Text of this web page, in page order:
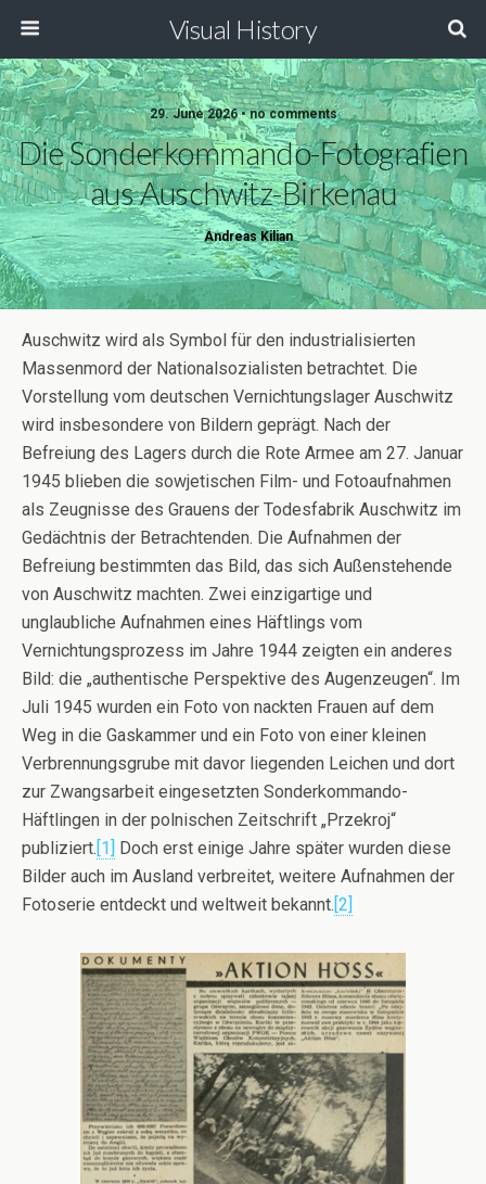
Visual History
29. June 2026 • no comments
Die Sonderkommando-Fotografien
aus Auschwitz-Birkenau
Andreas Kilian
Auschwitz wird als Symbol für den industrialisierten
Massenmord der Nationalsozialisten betrachtet. Die
Vorstellung vom deutschen Vernichtungslager Auschwitz
wird insbesondere von Bildern geprägt. Nach der
Befreiung des Lagers durch die Rote Armee am 27. Januar
1945 blieben die sowjetischen Film- und Fotoaufnahmen
als Zeugnisse des Grauens der Todesfabrik Auschwitz im
Gedächtnis der Betrachtenden. Die Aufnahmen der
Befreiung bestimmten das Bild, das sich Außenstehende
von Auschwitz machten. Zwei einzigartige und
unglaubliche Aufnahmen eines Häftlings vom
Vernichtungsprozess im Jahre 1944 zeigten ein anderes
Bild: die „authentische Perspektive des Augenzeugen“. Im
Juli 1945 wurden ein Foto von nackten Frauen auf dem
Weg in die Gaskammer und ein Foto von einer kleinen
Verbrennungsgrube mit davor liegenden Leichen und dort
zur Zwangsarbeit eingesetzten Sonderkommando-
Häftlingen in der polnischen Zeitschrift „Przekroj“
publiziert.[1] Doch erst einige Jahre später wurden diese
Bilder auch im Ausland verbreitet, weitere Aufnahmen der
Fotoserie entdeckt und weltweit bekannt.[2]